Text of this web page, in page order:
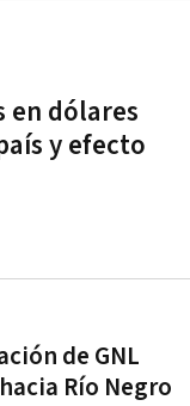
en dólares
y efecto
de GNL
Río Negro